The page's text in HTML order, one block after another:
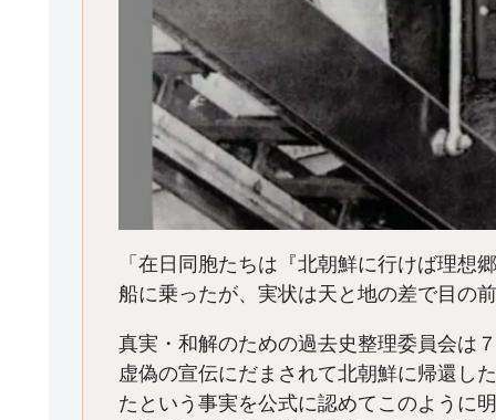
「在日同胞たちは『北朝鮮に行けば理想
船に乗ったが、実状は天と地の差で目の
真実・和解のための過去史整理委員会は
虚偽の宣伝にだまされて北朝鮮に帰還し
たという事実を公式に認めてこのように